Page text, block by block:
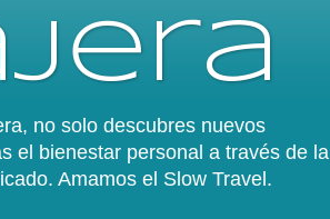
no solo descubres nuevos
el bienestar personal a través de la
Amamos el Slow Travel.